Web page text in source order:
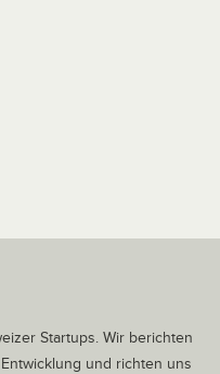
Startups. Wir berichten
und richten uns